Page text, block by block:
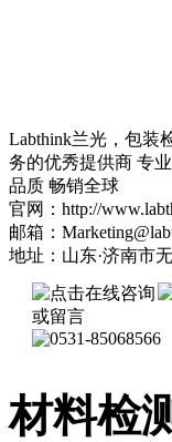
Labthink兰光，包装
务的优秀提供商 专
品质 畅销全球
官网：http://
邮箱：
地址：山东·济南市
材料检